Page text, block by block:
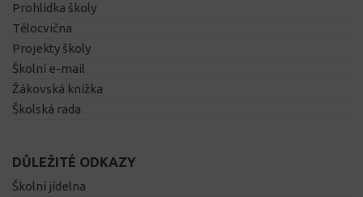
Prohlídka školy
Tělocvična
Projekty školy
Školní e-mail
Žákovská knížka
Školská rada
DŮLEŽITÉ ODKAZY
Školní jídelna